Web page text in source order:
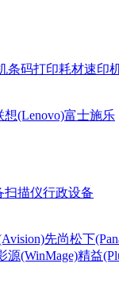
条码打印耗材速印
想(Lenovo)富士施乐
扫描仪行政设备
先尚松下
源(WinMage)精益